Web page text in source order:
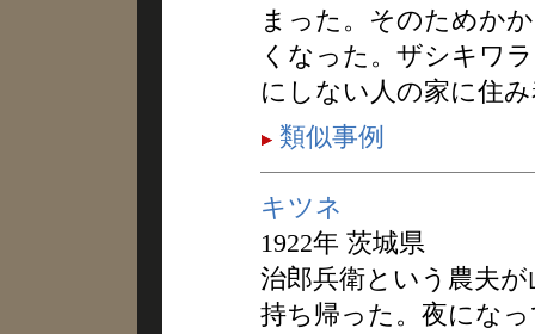
まった。そのためか
くなった。ザシキワ
にしない人の家に住
類似事例
キツネ
1922年 茨城県
治郎兵衛という農夫
持ち帰った。夜にな